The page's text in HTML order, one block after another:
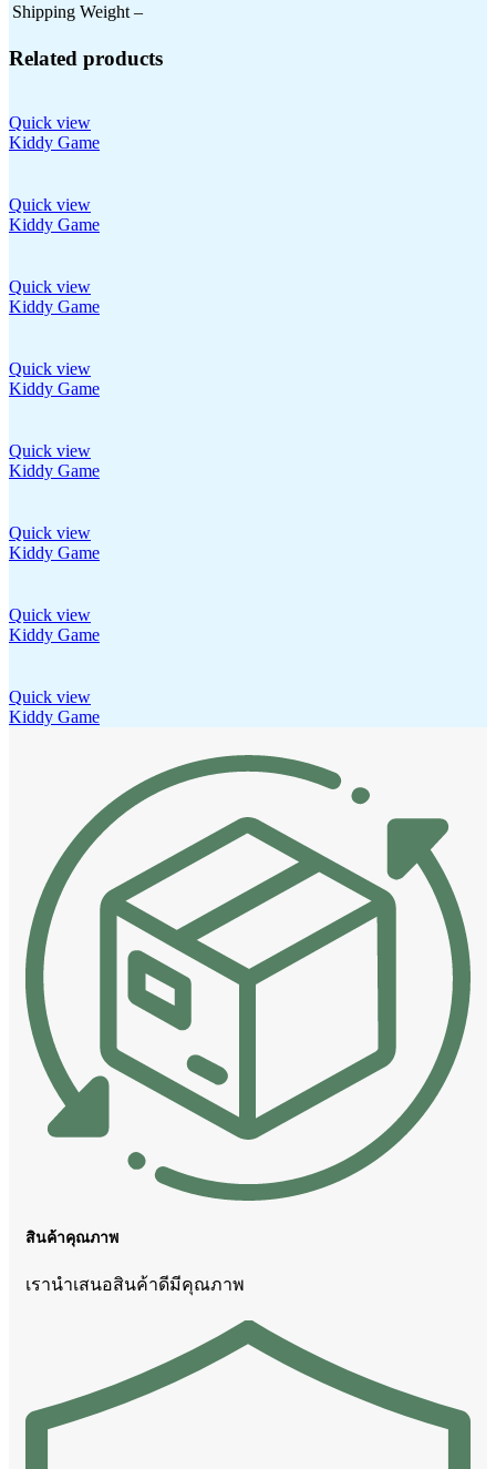
Shipping Weight –
Related products
Quick view
Kiddy Game
Quick view
Kiddy Game
Quick view
Kiddy Game
Quick view
Kiddy Game
Quick view
Kiddy Game
Quick view
Kiddy Game
Quick view
Kiddy Game
Quick view
Kiddy Game
สินค้าคุณภาพ
เรานำเสนอสินค้าดีมีคุณภาพ